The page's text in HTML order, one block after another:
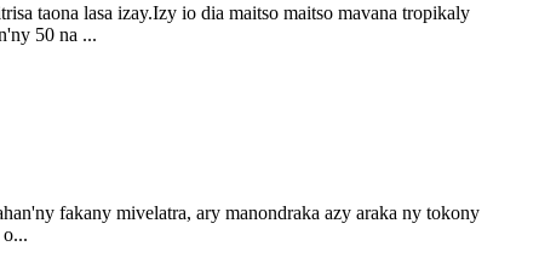
taona lasa izay.Izy io dia maitso maitso mavana tropikaly
50 na ...
fakany mivelatra, ary manondraka azy araka ny tokony